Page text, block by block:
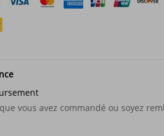
vous avez commandé ou soyez